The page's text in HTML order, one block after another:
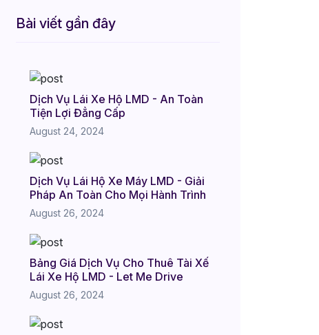
Bài viết gần đây
Dịch Vụ Lái Xe Hộ LMD - An Toàn
Tiện Lợi Đẳng Cấp
August 24, 2024
Dịch Vụ Lái Hộ Xe Máy LMD - Giải
Pháp An Toàn Cho Mọi Hành Trình
August 26, 2024
Bảng Giá Dịch Vụ Cho Thuê Tài Xế
Lái Xe Hộ LMD - Let Me Drive
August 26, 2024